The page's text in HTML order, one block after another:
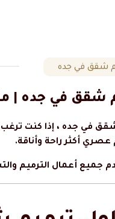
شقق في جده
شقق في جده | مقاول
في جده ، إذا كنت
أكثر راحة وأناقة.
جميع أعمال الترميم